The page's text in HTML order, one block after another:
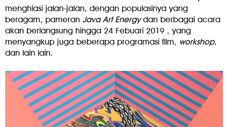
menghiasi jalan-jalan, dengan populasinya yang
beragam, pameran Java Art Energydan berbagai acara
akan berlangsung hingga 24 Febuari 2019 , yang
menyangkup juga beberapa programasi film, workshop,
dan lain lain.